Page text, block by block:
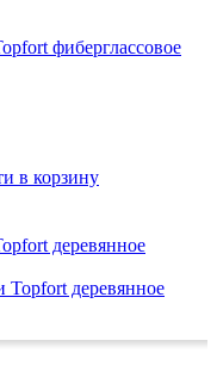
фиберглассовое
в корзину
деревянное